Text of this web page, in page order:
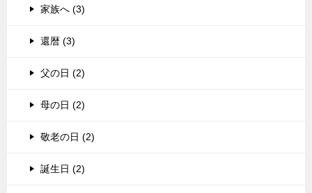
家族へ (3)
還暦 (3)
父の日 (2)
母の日 (2)
敬老の日 (2)
誕生日 (2)